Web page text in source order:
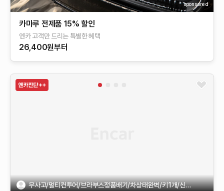
sponsored
카마루 전제품 15% 할인
엔카 고객만 드리는 특별한 혜택
26,400원부터
무사고/멀티컨투어/브라부스정품배기/차상태완벽/키1개/신차급!!